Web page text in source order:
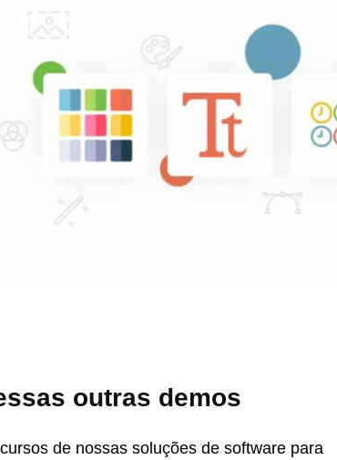
outras demos
de nossas soluções de software para